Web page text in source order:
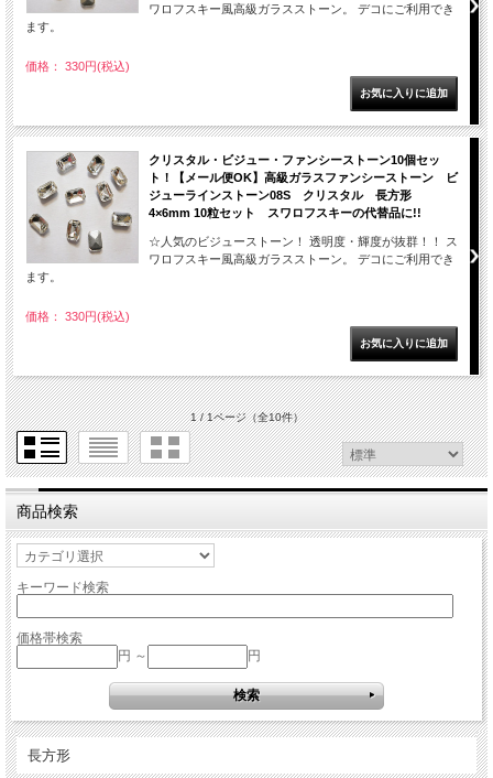
ワロフスキー風高級ガラスストーン。 デコにご利用でき
ます。
価格： 330円(税込)
クリスタル・ビジュー・ファンシーストーン10個セッ
ト！【メール便OK】高級ガラスファンシーストーン ビ
ジューラインストーン08S クリスタル 長方形
4×6mm 10粒セット スワロフスキーの代替品に!!
☆人気のビジューストーン！ 透明度・輝度が抜群！！ ス
ワロフスキー風高級ガラスストーン。 デコにご利用でき
ます。
価格： 330円(税込)
1 / 1ページ（全10件）
商品検索
キーワード検索
価格帯検索
円 ～
円
長方形